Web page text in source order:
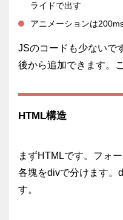
ライドで出す
アニメーションは
JSのコードも少ないで
後から追加できます。
HTML構造
まずHTMLです。フォ
各塊をdivで分けます。
す。